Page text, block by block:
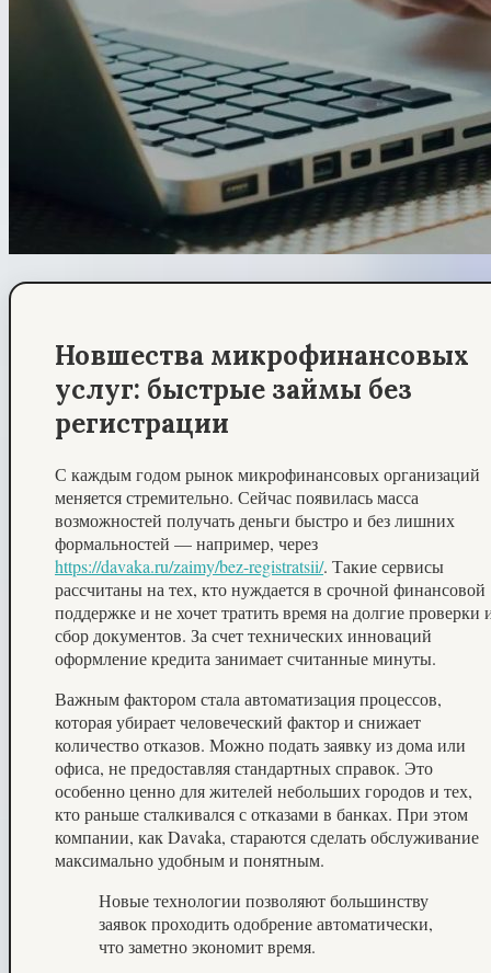
Новшества микрофинансовых
услуг: быстрые займы без
регистрации
С каждым годом рынок микрофинансовых организаций
меняется стремительно. Сейчас появилась масса
возможностей получать деньги быстро и без лишних
формальностей — например, через
https://davaka.ru/zaimy/bez-registratsii/. Такие сервисы
рассчитаны на тех, кто нуждается в срочной финансовой
поддержке и не хочет тратить время на долгие проверки
сбор документов. За счет технических инноваций
оформление кредита занимает считанные минуты.
Важным фактором стала автоматизация процессов,
которая убирает человеческий фактор и снижает
количество отказов. Можно подать заявку из дома или
офиса, не предоставляя стандартных справок. Это
особенно ценно для жителей небольших городов и тех,
кто раньше сталкивался с отказами в банках. При этом
компании, как Davaka, стараются сделать обслуживание
максимально удобным и понятным.
Новые технологии позволяют большинству
заявок проходить одобрение автоматически,
что заметно экономит время.